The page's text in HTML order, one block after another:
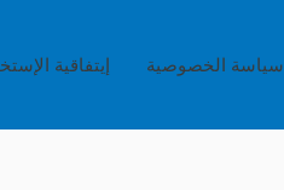
سياسة الخصوصية إيتفاقية